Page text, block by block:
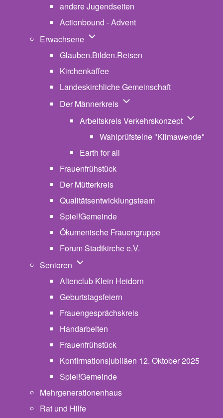
andere Jugendseiten
Actionbound - Advent
Erwachsene Unternavigation von Erwachsene
Glauben.Bilden.Reisen
Kirchenkaffee
Landeskirchliche Gemeinschaft
Der Männerkreis Unternavigation von Der
Arbeitskreis Verkehrskonzept
Wahlprüfsteine "Klimawende"
Earth for all
Frauenfrühstück
Der Mütterkreis
Qualitätsentwicklungsteam
Spiel!Gemeinde
Ökumenische Frauengruppe
Forum Stadtkirche e.V.
Senioren Unternavigation von Senioren
Altenclub Klein Heidorn
Geburtstagsfeiern
Frauengesprächskreis
Handarbeiten
Frauenfrühstück
Konfirmationsjubiläen 12. Oktober 2025
Spiel!Gemeinde
Mehrgenerationenhaus
Rat und Hilfe